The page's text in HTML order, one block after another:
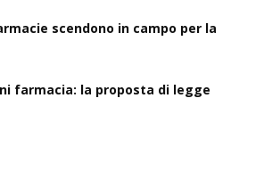
scendono in campo per la
farmacia: la proposta di legge